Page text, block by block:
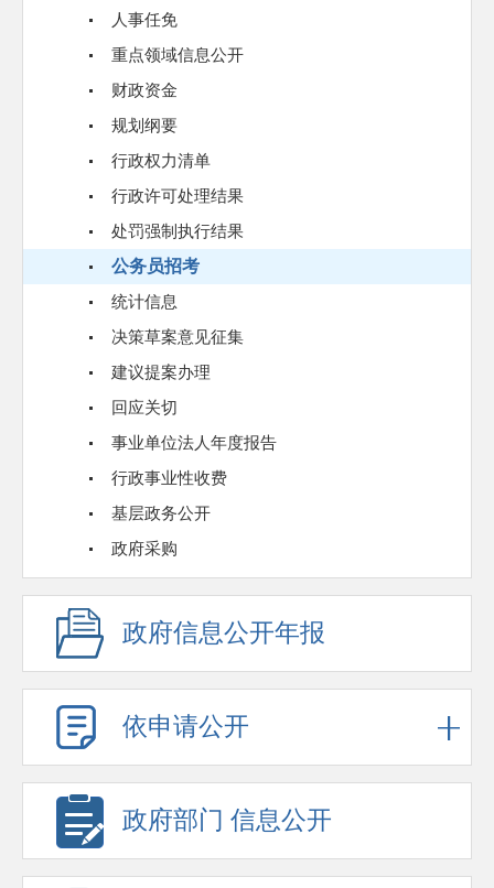
人事任免
重点领域信息公开
财政资金
规划纲要
行政权力清单
行政许可处理结果
处罚强制执行结果
公务员招考
统计信息
决策草案意见征集
建议提案办理
回应关切
事业单位法人年度报告
行政事业性收费
基层政务公开
政府采购
政府信息公开年报
依申请公开
政府部门 信息公开